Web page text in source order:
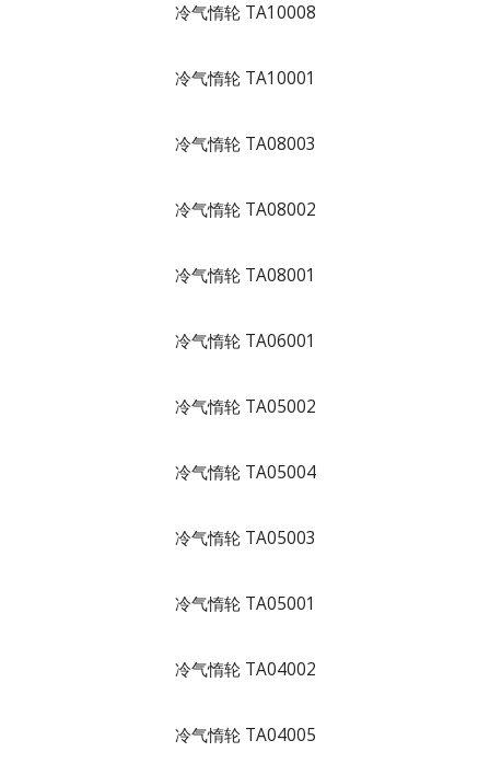
冷气惰轮 TA10008
冷气惰轮 TA10001
冷气惰轮 TA08003
冷气惰轮 TA08002
冷气惰轮 TA08001
冷气惰轮 TA06001
冷气惰轮 TA05002
冷气惰轮 TA05004
冷气惰轮 TA05003
冷气惰轮 TA05001
冷气惰轮 TA04002
冷气惰轮 TA04005